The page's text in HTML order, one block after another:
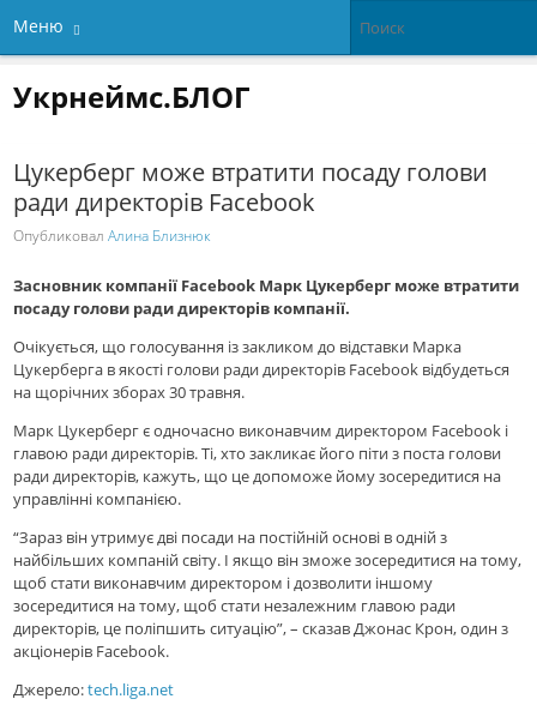
Меню
Укрнеймс.БЛОГ
Цукерберг може втратити посаду голови
ради директорів Facebook
ОпубликовалАлина Близнюк
Засновник компанії Facebook Марк Цукерберг може втратити
посаду голови ради директорів компанії.
Очікується, що голосування із закликом до відставки Марка
Цукерберга в якості голови ради директорів Facebook відбудеться
на щорічних зборах 30 травня.
Марк Цукерберг є одночасно виконавчим директором Facebook і
главою ради директорів. Ті, хто закликає його піти з поста голови
ради директорів, кажуть, що це допоможе йому зосередитися на
управлінні компанією.
“Зараз він утримує дві посади на постійній основі в одній з
найбільших компаній світу. І якщо він зможе зосередитися на тому,
щоб стати виконавчим директором і дозволити іншому
зосередитися на тому, щоб стати незалежним главою ради
директорів, це поліпшить ситуацію”, – сказав Джонас Крон, один з
акціонерів Facebook.
Джерело:tech.liga.net